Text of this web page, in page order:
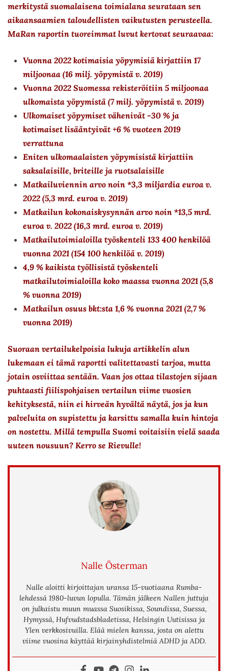
merkitystä suomalaisena toimialana seurataan sen
aikaansaamien taloudellisten vaikutusten perusteella.
MaRan raportin tuoreimmat luvut kertovat seuraavaa:
Vuonna 2022 kotimaisia yöpymisiä kirjattiin 17
miljoonaa (16 milj. yöpymistä v. 2019)
Vuonna 2022 Suomessa rekisteröitiin 5 miljoonaa
ulkomaista yöpymistä (7 milj. yöpymistä v. 2019)
Ulkomaiset yöpymiset vähenivät -30 % ja
kotimaiset lisääntyivät +6 % vuoteen 2019
verrattuna
Eniten ulkomaalaisten yöpymisistä kirjattiin
saksalaisille, briteille ja ruotsalaisille
Matkailuviennin arvo noin *3,3 miljardia euroa v.
2022 (5,3 mrd. euroa v. 2019)
Matkailun kokonaiskysynnän arvo noin *13,5 mrd.
euroa v. 2022 (16,3 mrd. euroa v. 2019)
Matkailutoimialoilla työskenteli 133 400 henkilöä
vuonna 2021 (154 100 henkilöä v. 2019)
4,9 % kaikista työllisistä työskenteli
matkailutoimialoilla koko maassa vuonna 2021 (5,8
% vuonna 2019)
Matkailun osuus bkt:sta 1,6 % vuonna 2021 (2,7 %
vuonna 2019)
Suoraan vertailukelpoisia lukuja artikkelin alun
lukemaan ei tämä raportti valitettavasti tarjoa, mutta
jotain osviittaa sentään. Vaan jos ottaa tilastojen sijaan
puhtaasti fiilispohjaisen vertailun viime vuosien
kehityksestä, niin ei hirveän hyvältä näytä, jos ja kun
palveluita on supistettu ja karsittu samalla kuin hintoja
on nostettu. Millä tempulla Suomi voitaisiin vielä saada
uuteen nousuun? Kerro se Rievulle!
Nalle Österman
Nalle aloitti kirjoittajan uransa 15-vuotiaana Rumba-
lehdessä 1980-luvun lopulla. Tämän jälkeen Nallen juttuja
on julkaistu muun muassa Suosikissa, Soundissa, Suessa,
Hymyssä, Hufvudstadsbladetissa, Helsingin Uutisissa ja
Ylen verkkosivuilla. Elää mielen kanssa, josta on alettu
viime vuosina käyttää kirjainyhdistelmiä ADHD ja ADD.